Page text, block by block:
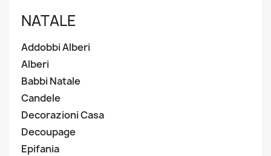
NATALE
Addobbi Alberi
Alberi
Babbi Natale
Candele
Decorazioni Casa
Decoupage
Epifania